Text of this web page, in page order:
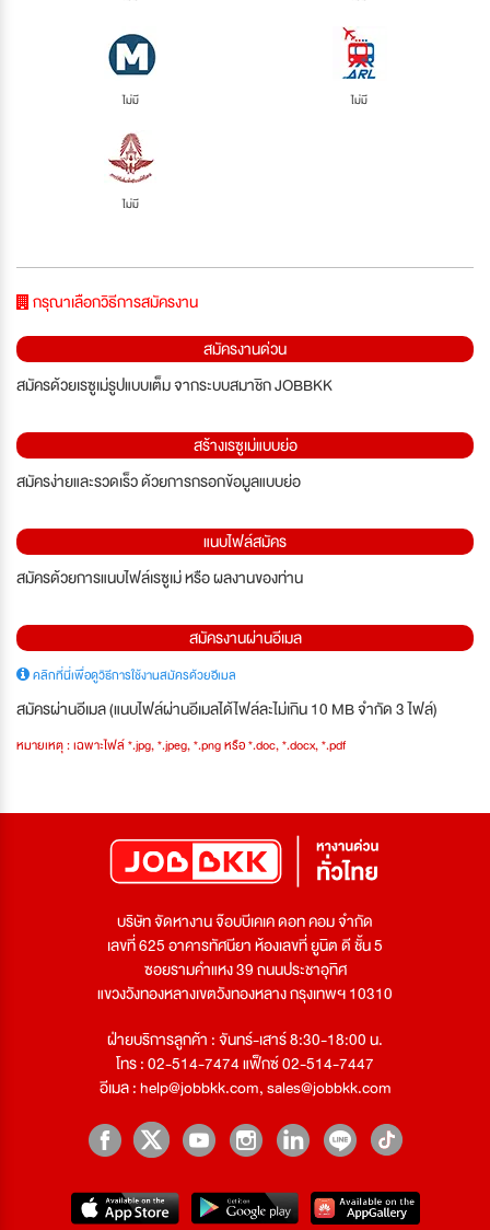
ไม่มี ไม่มี
ไม่มี
กรุณาเลือกวิธีการสมัครงาน
สมัครงานด่วน
สมัครด้วยเรซูเม่รูปแบบเต็ม จากระบบสมาชิก JOBBKK
สร้างเรซูเม่แบบย่อ
สมัครง่ายและรวดเร็ว ด้วยการกรอกข้อมูลแบบย่อ
แนบไฟล์สมัคร
สมัครด้วยการแนบไฟล์เรซูเม่ หรือ ผลงานของท่าน
สมัครงานผ่านอีเมล
คลิกที่นี่เพื่อดูวิธีการใช้งานสมัครด้วยอีเมล
สมัครผ่านอีเมล (แนบไฟล์ผ่านอีเมลได้ไฟล์ละไม่เกิน 10 MB จำกัด 3 ไฟล์)
หมายเหตุ : เฉพาะไฟล์ *.jpg, *.jpeg, *.png หรือ *.doc, *.docx, *.pdf
บริษัท จัดหางาน จ๊อบบีเคเค ดอท คอม จำกัด
เลขที่ 625 อาคารทัศนียา ห้องเลขที่ ยูนิต ดี ชั้น 5
ซอยรามคำแหง 39 ถนนประชาอุทิศ
แขวงวังทองหลางเขตวังทองหลาง กรุงเทพฯ 10310
ฝ่ายบริการลูกค้า : จันทร์-เสาร์ 8:30-18:00 น.
โทร : 02-514-7474 แฟ็กซ์ 02-514-7447
อีเมล :help@jobbkk.com,sales@jobbkk.com